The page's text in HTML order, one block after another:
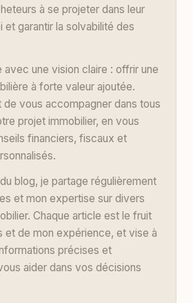
à se projeter dans leur
garantir la solvabilité des
une vision claire : offrir une
à forte valeur ajoutée.
vous accompagner dans tous
projet immobilier, en vous
financiers, fiscaux et
blog, je partage régulièrement
et mon expertise sur divers
Chaque article est le fruit
et de mon expérience, et vise à
précises et
aider dans vos décisions